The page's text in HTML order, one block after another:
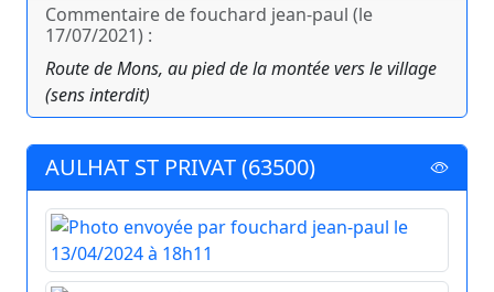
Commentaire de fouchard jean-paul (le
17/07/2021) :
Route de Mons, au pied de la montée vers le village
(sens interdit)
AULHAT ST PRIVAT (63500)